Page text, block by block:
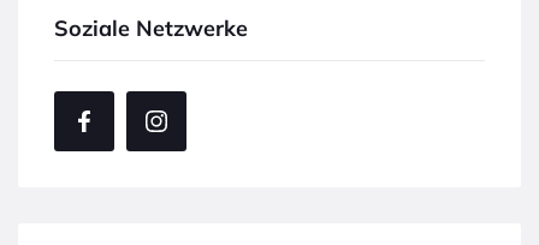
Soziale Netzwerke